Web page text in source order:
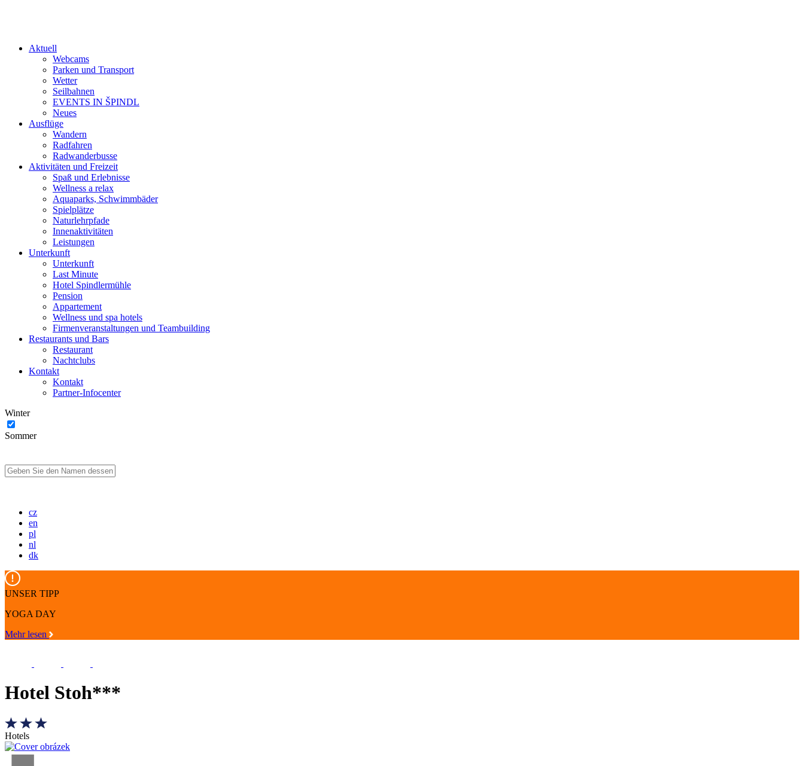
Aktuell
Webcams
Parken und Transport
Wetter
Seilbahnen
EVENTS IN ŠPINDL
Neues
Ausflüge
Wandern
Radfahren
Radwanderbusse
Aktivitäten und Freizeit
Spaß und Erlebnisse
Wellness a relax
Aquaparks, Schwimmbäder
Spielplätze
Naturlehrpfade
Innenaktivitäten
Leistungen
Unterkunft
Unterkunft
Last Minute
Hotel Spindlermühle
Pension
Appartement
Wellness und spa hotels
Firmenveranstaltungen und Teambuilding
Restaurants und Bars
Restaurant
Nachtclubs
Kontakt
Kontakt
Partner-Infocenter
Winter
Sommer
cz
en
pl
nl
dk
UNSER TIPP
YOGA DAY
Mehr lesen
Hotel Stoh***
Hotels